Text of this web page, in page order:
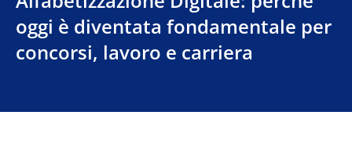
oggi è diventata fondamentale per
concorsi, lavoro e carriera